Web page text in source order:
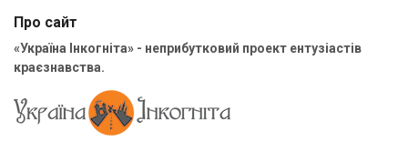
Про сайт
«Україна Інкогніта» - неприбутковий проект ентузіастів
краєзнавства.